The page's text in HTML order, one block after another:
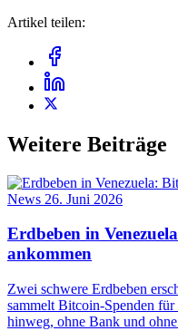
Artikel teilen:
Weitere Beiträge
News 26. Juni 2026
Erdbeben in
ankommen
Zwei schwere Erdbeben
sammelt Bitcoin-Spenden
hinweg, ohne Bank und